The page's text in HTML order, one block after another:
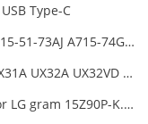
Type-C
ADP-135NB B voor Acer Nitro 7 AN715-51-73AJ A715-74G-52B0 Notebook
3.42A voor ASUS Zenbook UX 21A UX31A UX32A UX32VD Series Ultrabook Models
EAY65895901 ADT-65DSU-D03-2 voor LG gram 15Z90P-K.ARB6U1 16T90P, LG gram 15Z90Q 16Z90Q 17Z90Q16Z95PD Series